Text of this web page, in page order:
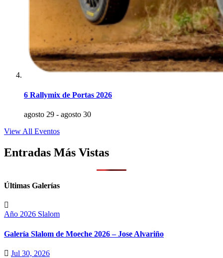
6 Rallymix de Portas 2026
agosto 29 - agosto 30
View All Eventos
Entradas Más Vistas
Últimas Galerías
Año 2026 Slalom
Galería Slalom de Moeche 2026 – Jose Alvariño
Jul 30, 2026